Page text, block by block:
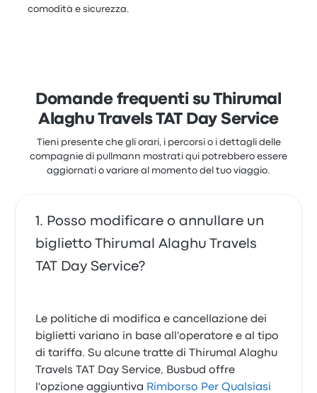
comodità e sicurezza.
Domande frequenti su Thirumal
Alaghu Travels TAT Day Service
Tieni presente che gli orari, i percorsi o i dettagli delle
compagnie di pullmann mostrati qui potrebbero essere
aggiornati o variare al momento del tuo viaggio.
Posso modificare o annullare un
biglietto Thirumal Alaghu Travels
TAT Day Service?
Le politiche di modifica e cancellazione dei
biglietti variano in base all'operatore e al tipo
di tariffa. Su alcune tratte di Thirumal Alaghu
Travels TAT Day Service, Busbud offre
l'opzione aggiuntiva Rimborso Per Qualsiasi